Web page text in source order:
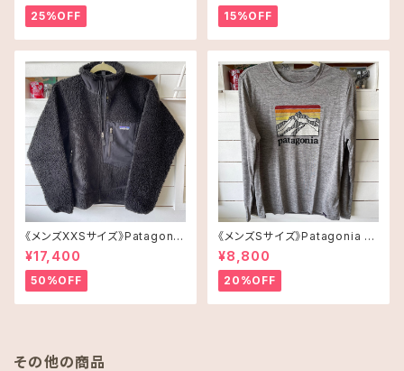
25%OFF
15%OFF
《メンズXXSサイズ》Patagonia
レトロX
¥17,400
50%OFF
《メンズSサイズ》Patagonia ロ
ングスリーブT-shirt
¥8,800
20%OFF
その他の商品